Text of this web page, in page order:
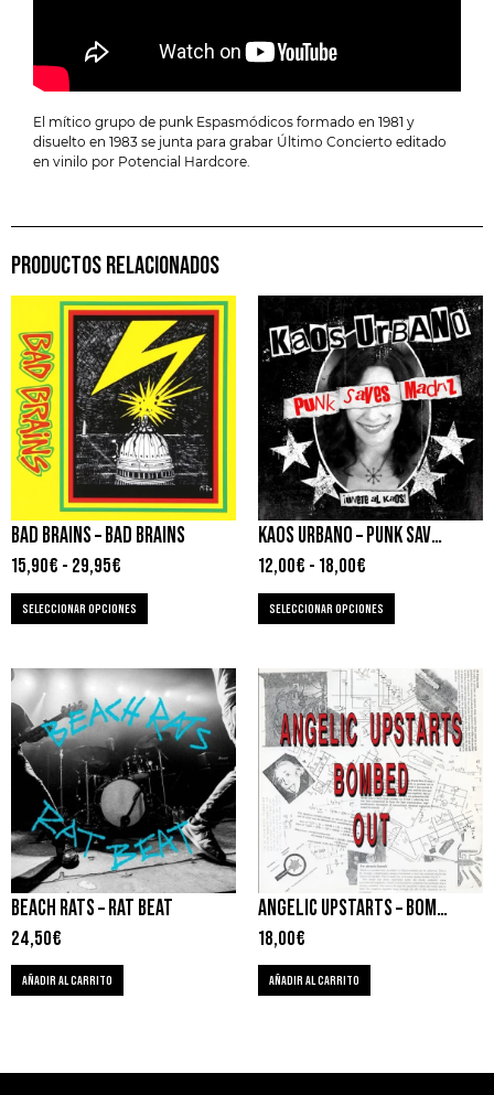
El mítico grupo de punk Espasmódicos formado en 1981 y
disuelto en 1983 se junta para grabar Último Concierto editado
en vinilo por Potencial Hardcore.
PRODUCTOS RELACIONADOS
BAD BRAINS – BAD BRAINS
15,90€ - 29,95€
SELECCIONAR OPCIONES
KAOS URBANO – PUNK SAVES MADRIZ
12,00€ - 18,00€
SELECCIONAR OPCIONES
BEACH RATS – RAT BEAT
24,50€
AÑADIR AL CARRITO
ANGELIC UPSTARTS – BOMBED OUT
18,00€
AÑADIR AL CARRITO